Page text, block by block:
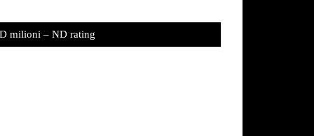
milioni – ND rating